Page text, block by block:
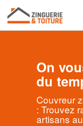
On
du
Couvreur
: Trouvez
artisans